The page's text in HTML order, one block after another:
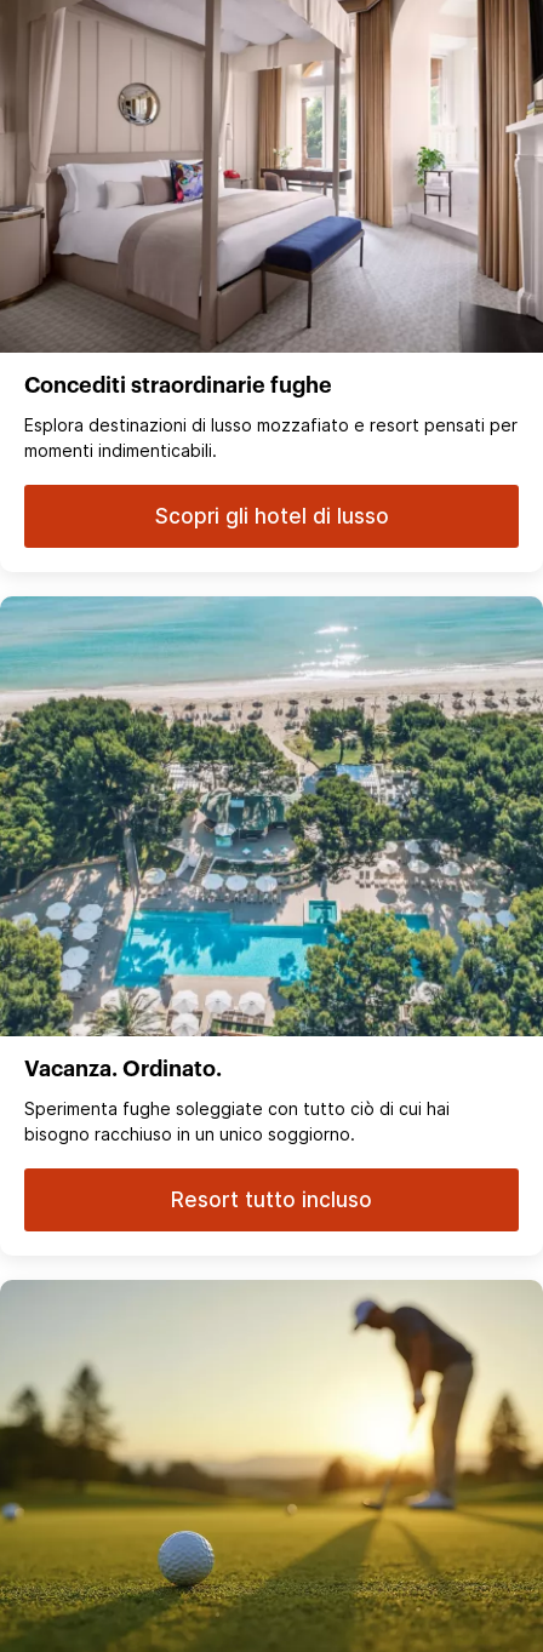
Concediti straordinarie fughe
Esplora destinazioni di lusso mozzafiato e resort pensati per
momenti indimenticabili.
Scopri gli hotel di lusso
Vacanza. Ordinato.
Sperimenta fughe soleggiate con tutto ciò di cui hai
bisogno racchiuso in un unico soggiorno.
Resort tutto incluso